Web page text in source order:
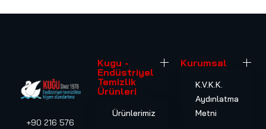
+90 216 576
Kugu -
Endüstriyel
Temizlik
Ürünleri
Ürünlerimiz
Kurumsal
K.V.K.K.
Aydınlatma
Metni